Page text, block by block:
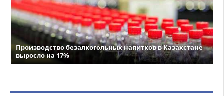
Производство безалкогольных напитков в Казахстане
выросло на 17%